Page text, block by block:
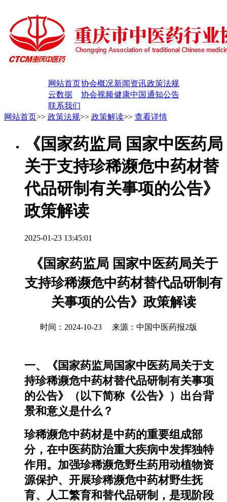
网站首页协会概况新闻资讯政策法规
云数据
协会视频健康中国通知公告
联系我们
网站首页>> 政策法规>> 政策解读>> 查看详情
《国家药监局 国家中医药局
关于支持珍稀濒危中药材替
代品研制有关事项的公告》
政策解读
2025-01-23 13:45:01
《国家药监局 国家中医药局关于
支持珍稀濒危中药材替代品研制有
关事项的公告》政策解读
时间：2024-10-23 来源：中国中医药报2版
一、《国家药监局国家中医药局关于支
持珍稀濒危中药材替代品研制有关事项
的公告》（以下简称《公告》）出台背
景和意义是什么？
珍稀濒危中药材是中药的重要组成部
分，在中医药防治重大疾病中发挥独特
作用。加强珍稀濒危野生药用动植物资
源保护、开展珍稀濒危中药材野生抚
育、人工繁育和替代品研制，是现阶段